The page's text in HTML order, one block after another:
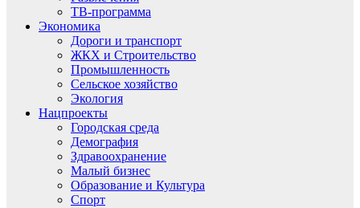
ТВ-программа
Экономика
Дороги и транспорт
ЖКХ и Строительство
Промышленность
Сельское хозяйство
Экология
Нацпроекты
Городская среда
Демография
Здравоохранение
Малый бизнес
Образование и Культура
Спорт